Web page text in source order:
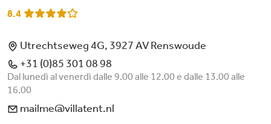
8.4
Utrechtseweg 4G, 3927 AV Renswoude
+31 (0)85 301 08 98
Dal lunedì al venerdì dalle 9.00 alle 12.00 e dalle 13.00 alle
16.00
mailme@villatent.nl